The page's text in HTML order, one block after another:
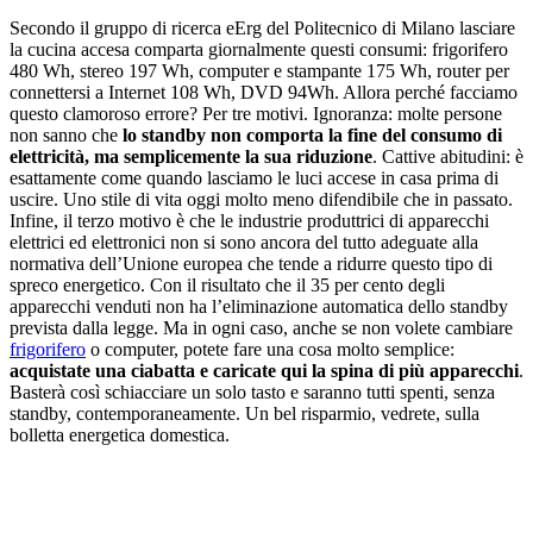
Secondo il gruppo di ricerca eErg del Politecnico di Milano lasciare
la cucina accesa comparta giornalmente questi consumi: frigorifero
480 Wh, stereo 197 Wh, computer e stampante 175 Wh, router per
connettersi a Internet 108 Wh, DVD 94Wh. Allora perché facciamo
questo clamoroso errore? Per tre motivi. Ignoranza: molte persone
non sanno che lo standby non comporta la fine del consumo di
elettricità, ma semplicemente la sua riduzione. Cattive abitudini: è
esattamente come quando lasciamo le luci accese in casa prima di
uscire. Uno stile di vita oggi molto meno difendibile che in passato.
Infine, il terzo motivo è che le industrie produttrici di apparecchi
elettrici ed elettronici non si sono ancora del tutto adeguate alla
normativa dell’Unione europea che tende a ridurre questo tipo di
spreco energetico. Con il risultato che il 35 per cento degli
apparecchi venduti non ha l’eliminazione automatica dello standby
prevista dalla legge. Ma in ogni caso, anche se non volete cambiare
frigorifero o computer, potete fare una cosa molto semplice:
acquistate una ciabatta e caricate qui la spina di più apparecchi.
Basterà così schiacciare un solo tasto e saranno tutti spenti, senza
standby, contemporaneamente. Un bel risparmio, vedrete, sulla
bolletta energetica domestica.